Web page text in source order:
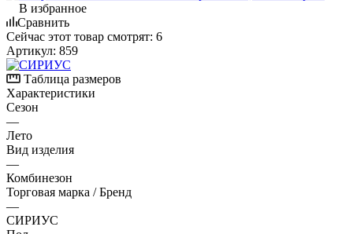
В избранное
Сравнить
Сейчас этот товар смотрят: 6
Артикул: 859
Таблица размеров
Характеристики
Сезон
—
Лето
Вид изделия
—
Комбинезон
Торговая марка / Бренд
—
СИРИУС